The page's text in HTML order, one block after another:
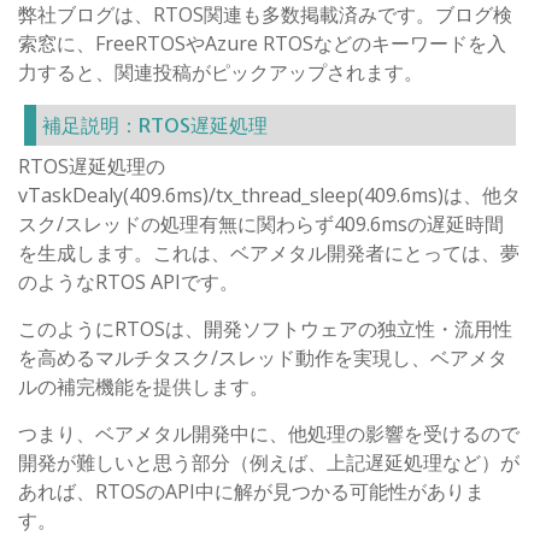
弊社ブログは、RTOS関連も多数掲載済みです。ブログ検
索窓に、FreeRTOSやAzure RTOSなどのキーワードを入
力すると、関連投稿がピックアップされます。
補足説明：RTOS遅延処理
RTOS遅延処理の
vTaskDealy(409.6ms)/tx_thread_sleep(409.6ms)は、他タ
スク/スレッドの処理有無に関わらず409.6msの遅延時間
を生成します。これは、ベアメタル開発者にとっては、夢
のようなRTOS APIです。
このようにRTOSは、開発ソフトウェアの独立性・流用性
を高めるマルチタスク/スレッド動作を実現し、ベアメタ
ルの補完機能を提供します。
つまり、ベアメタル開発中に、他処理の影響を受けるので
開発が難しいと思う部分（例えば、上記遅延処理など）が
あれば、RTOSのAPI中に解が見つかる可能性がありま
す。